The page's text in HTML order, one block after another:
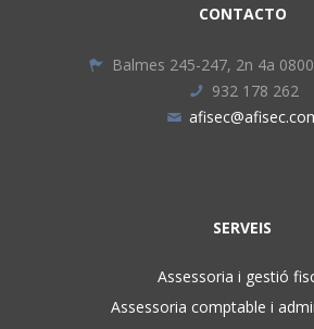
CONTACTO
Balmes 245-247, 2n 4a
932 178 262
SERVEIS
Assessoria i gestió
Assessoria comptable i